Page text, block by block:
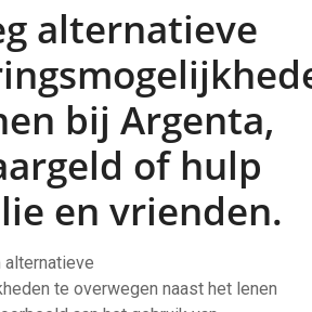
alternatieve
bij Argenta,
of hulp
en vrienden.
te overwegen naast het lenen